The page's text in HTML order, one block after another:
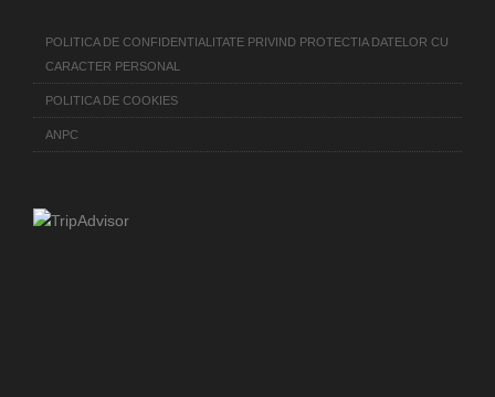
POLITICA DE CONFIDENTIALITATE PRIVIND PROTECTIA DATELOR CU
CARACTER PERSONAL
POLITICA DE COOKIES
ANPC